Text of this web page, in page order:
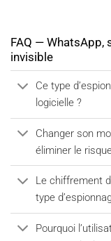
FAQ —
invisible
Ce type
logicielle ?
Changer son
éliminer le
Le chiffrement
type
Pourquoi